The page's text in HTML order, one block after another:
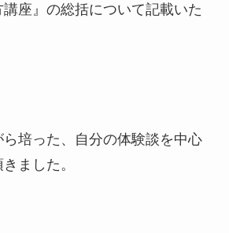
座』の総括について記載いた
培った、自分の体験談を中心
ました。